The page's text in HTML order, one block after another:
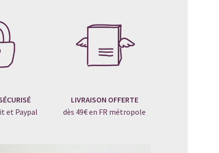
et Paypal
LIVRAISON OFFERTE
dès 49€ en FR métropole